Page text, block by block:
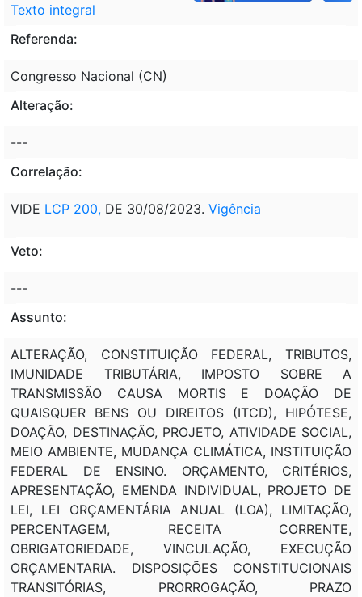
Texto integral
Referenda:
Congresso Nacional (CN)
Alteração:
---
Correlação:
VIDE LCP 200, DE 30/08/2023. Vigência
Veto:
---
Assunto:
ALTERAÇÃO, CONSTITUIÇÃO FEDERAL, TRIBUTOS,
IMUNIDADE TRIBUTÁRIA, IMPOSTO SOBRE A
TRANSMISSÃO CAUSA MORTIS E DOAÇÃO DE
QUAISQUER BENS OU DIREITOS (ITCD), HIPÓTESE,
DOAÇÃO, DESTINAÇÃO, PROJETO, ATIVIDADE SOCIAL,
MEIO AMBIENTE, MUDANÇA CLIMÁTICA, INSTITUIÇÃO
FEDERAL DE ENSINO. ORÇAMENTO, CRITÉRIOS,
APRESENTAÇÃO, EMENDA INDIVIDUAL, PROJETO DE
LEI, LEI ORÇAMENTÁRIA ANUAL (LOA), LIMITAÇÃO,
PERCENTAGEM, RECEITA CORRENTE,
OBRIGATORIEDADE, VINCULAÇÃO, EXECUÇÃO
ORÇAMENTARIA. DISPOSIÇÕES CONSTITUCIONAIS
TRANSITÓRIAS, PRORROGAÇÃO, PRAZO